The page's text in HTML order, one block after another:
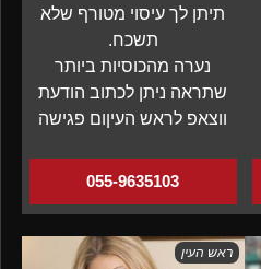
תיתן לך עיסוי מטורף שלא
תשכח.
נערה מהכוסיות ביותר
שתראה ניתן לכתוב הודעת
ווצאפ לראש העיןום פגישה
055-9635103
ראש העין